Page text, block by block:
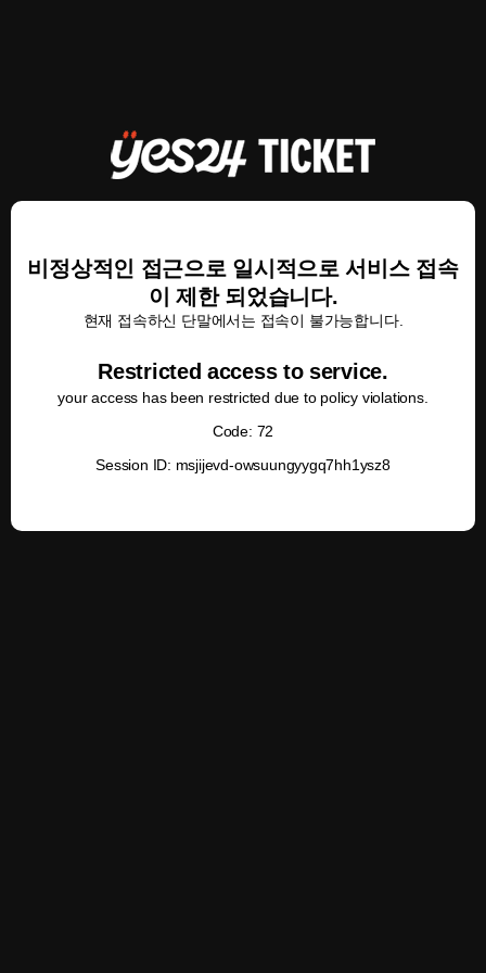
비정상적인 접근으로 일시적으로 서비스 접속
이 제한 되었습니다.
현재 접속하신 단말에서는 접속이 불가능합니다.
Restricted access to service.
your access has been restricted due to policy violations.
Code: 72
Session ID: msjijevd-owsuungyygq7hh1ysz8